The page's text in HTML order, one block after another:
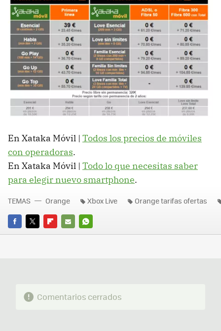
En Xataka Móvil | Todos los precios de móviles
con operadoras.
En Xataka Móvil | Todo lo que necesitas saber
para elegir nuevo smartphone.
FACEBOOK
TWITTERFLIPBOARD
E-
WHATSAPP
TEMAS Orange Xbox Live Orange tarifas ofertas
Comentarios cerrados